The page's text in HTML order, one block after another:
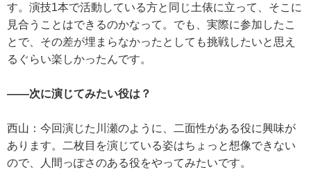
す。演技1本で活動している方と同じ土俵に立って、そこに
見合うことはできるのかなって。でも、実際に参加したこ
とで、その差が埋まらなかったとしても挑戦したいと思え
るぐらい楽しかったんです。
――次に演じてみたい役は？
西山：今回演じた川瀬のように、二面性がある役に興味が
あります。二枚目を演じている姿はちょっと想像できない
ので、人間っぽさのある役をやってみたいです。